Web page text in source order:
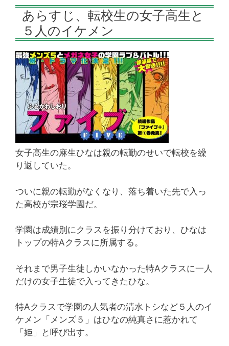
あらすじ、転校生の女子高生と
５人のイケメン
女子高生の麻生ひなは親の転勤のせいで転校を繰
り返していた。
ついに親の転勤がなくなり、落ち着いた先で入っ
た高校が宗珱学園だ。
学園は成績別にクラスを振り分けており、ひなは
トップの特Aクラスに所属する。
それまで男子生徒しかいなかった特Aクラスに一人
だけの女子生徒で入ってきたひな。
特Aクラスで学園の人気者の清水トシなど５人のイ
ケメン「メンズ５」はひなの純真さに惹かれて
「姫」と呼び出す。